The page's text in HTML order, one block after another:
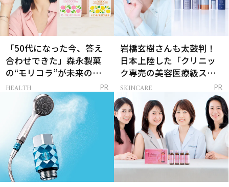
「50代になった今、答え
合わせできた」森永製菓
の“モリコラ”が未来のキ
レイを連れてくる！
HEALTH PR
岩橋玄樹さんも太鼓判！
日本上陸した「クリニッ
ク専売の美容医療級スキ
ンケア」
SKINCARE PR